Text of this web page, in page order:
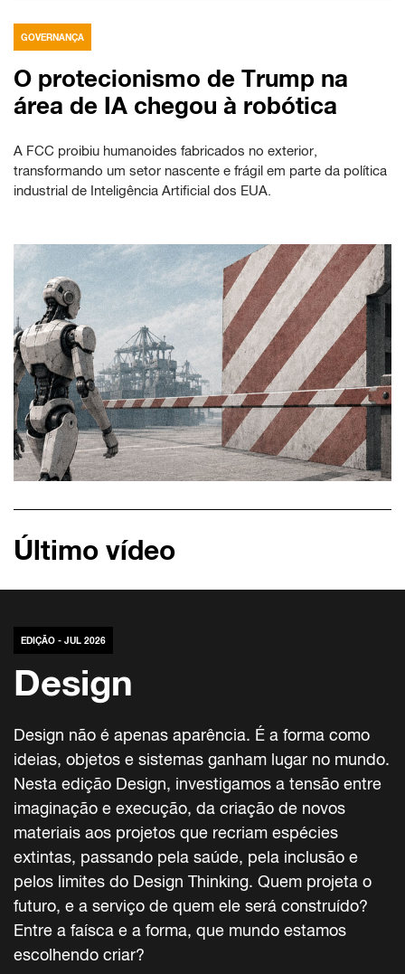
GOVERNANÇA
O protecionismo de Trump na
área de IA chegou à robótica
A FCC proibiu humanoides fabricados no exterior,
transformando um setor nascente e frágil em parte da política
industrial de Inteligência Artificial dos EUA.
Último vídeo
EDIÇÃO - JUL 2026
Design
Design não é apenas aparência. É a forma como
ideias, objetos e sistemas ganham lugar no mundo.
Nesta edição Design, investigamos a tensão entre
imaginação e execução, da criação de novos
materiais aos projetos que recriam espécies
extintas, passando pela saúde, pela inclusão e
pelos limites do Design Thinking. Quem projeta o
futuro, e a serviço de quem ele será construído?
Entre a faísca e a forma, que mundo estamos
escolhendo criar?